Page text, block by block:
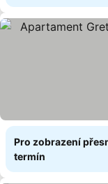
Pro zobrazení
termín